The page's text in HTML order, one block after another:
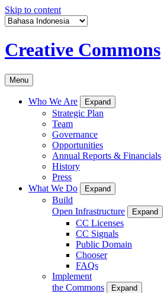
Skip to content
Creative Commons
Menu
Who We Are Expand
Strategic Plan
Team
Governance
Opportunities
Annual Reports & Financials
History
Press
What We Do
Expand
Build
Open Infrastructure
Expand
CC Licenses
CC Signals
Public Domain
Chooser
FAQs
Implement
the Commons
Expand